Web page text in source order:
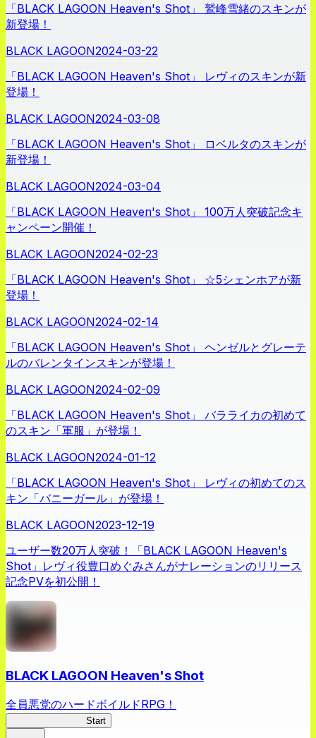
「BLACK LAGOON Heaven's Shot」 鷲峰雪緒のスキンが
新登場！
BLACK LAGOON2024-03-22
「BLACK LAGOON Heaven's Shot」 レヴィのスキンが新
登場！
BLACK LAGOON2024-03-08
「BLACK LAGOON Heaven's Shot」 ロベルタのスキンが
新登場！
BLACK LAGOON2024-03-04
「BLACK LAGOON Heaven's Shot」 100万人突破記念キ
ャンペーン開催！
BLACK LAGOON2024-02-23
「BLACK LAGOON Heaven's Shot」 ☆5シェンホアが新
登場！
BLACK LAGOON2024-02-14
「BLACK LAGOON Heaven's Shot」 ヘンゼルとグレーテ
ルのバレンタインスキンが登場！
BLACK LAGOON2024-02-09
「BLACK LAGOON Heaven's Shot」 バラライカの初めて
のスキン「軍服」が登場！
BLACK LAGOON2024-01-12
「BLACK LAGOON Heaven's Shot」 レヴィの初めてのス
キン「バニーガール」が登場！
BLACK LAGOON2023-12-19
ユーザー数20万人突破！「BLACK LAGOON Heaven's
Shot」レヴィ役豊口めぐみさんがナレーションのリリース
記念PVを初公開！
BLACK LAGOON Heaven's Shot
全員悪党のハードボイルドRPG！
Start